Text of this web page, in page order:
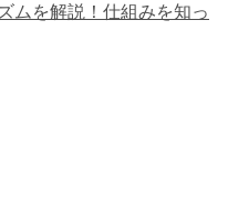
ムを解説！仕組みを知っ